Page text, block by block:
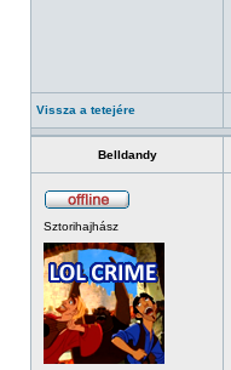
Vissza a tetejére
Belldandy
Sztorihajhász